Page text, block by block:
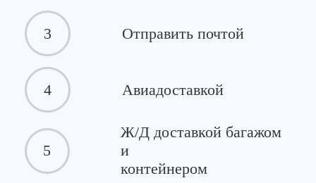
3 Отправить почтой
4 Авиадоставкой
5
Ж/Д доставкой багажом
и
контейнером